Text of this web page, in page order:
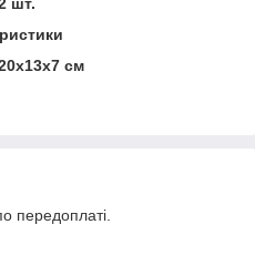
см
передоплаті.